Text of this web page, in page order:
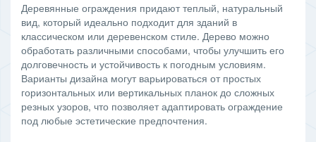
Деревянные ограждения придают теплый, натуральный
вид, который идеально подходит для зданий в
классическом или деревенском стиле. Дерево можно
обработать различными способами, чтобы улучшить его
долговечность и устойчивость к погодным условиям.
Варианты дизайна могут варьироваться от простых
горизонтальных или вертикальных планок до сложных
резных узоров, что позволяет адаптировать ограждение
под любые эстетические предпочтения.